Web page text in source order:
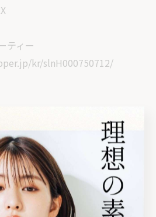
ティー
kr/slnH000750712/